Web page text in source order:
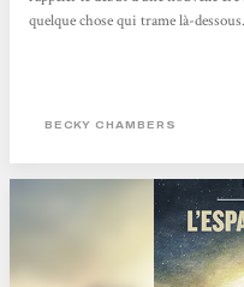
quelque chose qui trame là-
BECKY CHAMBERS